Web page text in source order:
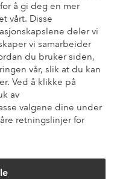
å gi deg en mer
vårt. Disse
deler vi
vi samarbeider
du bruker siden,
vår, slik at du kan
Ved å klikke på
av
valgene dine under
retningslinjer for
i vår FAQ. Du finner
kontakte oss.
Betalingsmåte